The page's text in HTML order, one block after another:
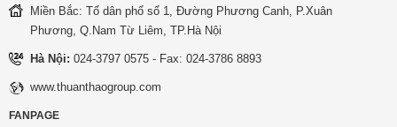
Miền Bắc: Tổ dân phố số 1, Đường Phương Canh, P.Xuân
Phương, Q.Nam Từ Liêm, TP.Hà Nội
Hà Nội: 024-3797 0575 - Fax: 024-3786 8893
www.thuanthaogroup.com
FANPAGE